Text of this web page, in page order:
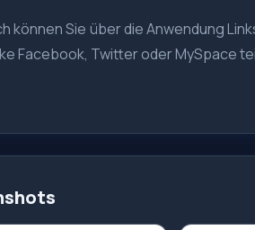
können Sie über die Anwendung
Facebook, Twitter oder MySpace